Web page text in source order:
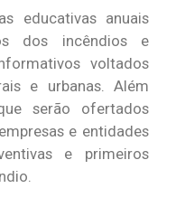
educativas anuais
dos incêndios e
voltados
e urbanas. Além
serão ofertados
e entidades
e primeiros